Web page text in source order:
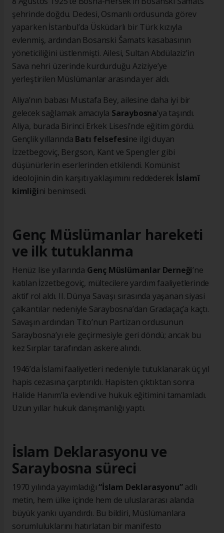
şehrinde doğdu. Dedesi, Osmanlı ordusunda görev
yaparken İstanbul’da Üsküdarlı bir Türk kızıyla
evlenmiş, ardından Bosanski Šamats kasabasının
yöneticiliğini üstlenmişti. Ailesi, Sultan Abdülaziz’in
Sava nehri üzerinde kurdurduğu Aziziye’ye
yerleştirilen Müslümanlar arasında yer aldı.
Aliya’nın babası Mustafa Bey, ailesine daha iyi bir
gelecek sağlamak amacıyla Saraybosna’ya taşındı.
Aliya, burada Birinci Erkek Lisesi’nde eğitim gördü.
Gençlik yıllarında Batı felsefesine ilgi duyan
İzzetbegoviç, Bergson, Kant ve Spengler gibi
düşünürlerin eserlerinden etkilendi. Komünist
ideolojinin din karşıtı yaklaşımını reddederek İslamî
kimliğini benimsedi.
Genç Müslümanlar hareketi
ve ilk tutuklanma
Henüz lise yıllarında Genç Müslümanlar Derneği’ne
katılan İzzetbegoviç, mültecilere yardım faaliyetlerinde
aktif rol aldı. II. Dünya Savaşı sırasında yaşanan siyasi
çalkantılar nedeniyle Saraybosna’dan Gradaçaç’a kaçtı.
Savaşın ardından Tito’nun Partizan ordusunun
Saraybosna’yı ele geçirmesiyle geri döndü; ancak bu
kez Sırplar tarafından askere alındı.
1946’da İslami faaliyetleri nedeniyle tutuklanarak üç yıl
hapis cezasına çarptırıldı. Hapisten çıktıktan sonra
Halide Hanım’la evlendi ve hukuk eğitimini tamamladı.
Uzun yıllar hukuk danışmanlığı yaptı.
İslam Deklarasyonu ve
Saraybosna süreci
1970 yılında yayımladığı“İslam Deklarasyonu”adlı
metin, hem ülke içinde hem de uluslararası alanda
büyük yankı uyandırdı. Bu bildiri, Müslümanlara
sorumluluklarını hatırlatan bir manifesto